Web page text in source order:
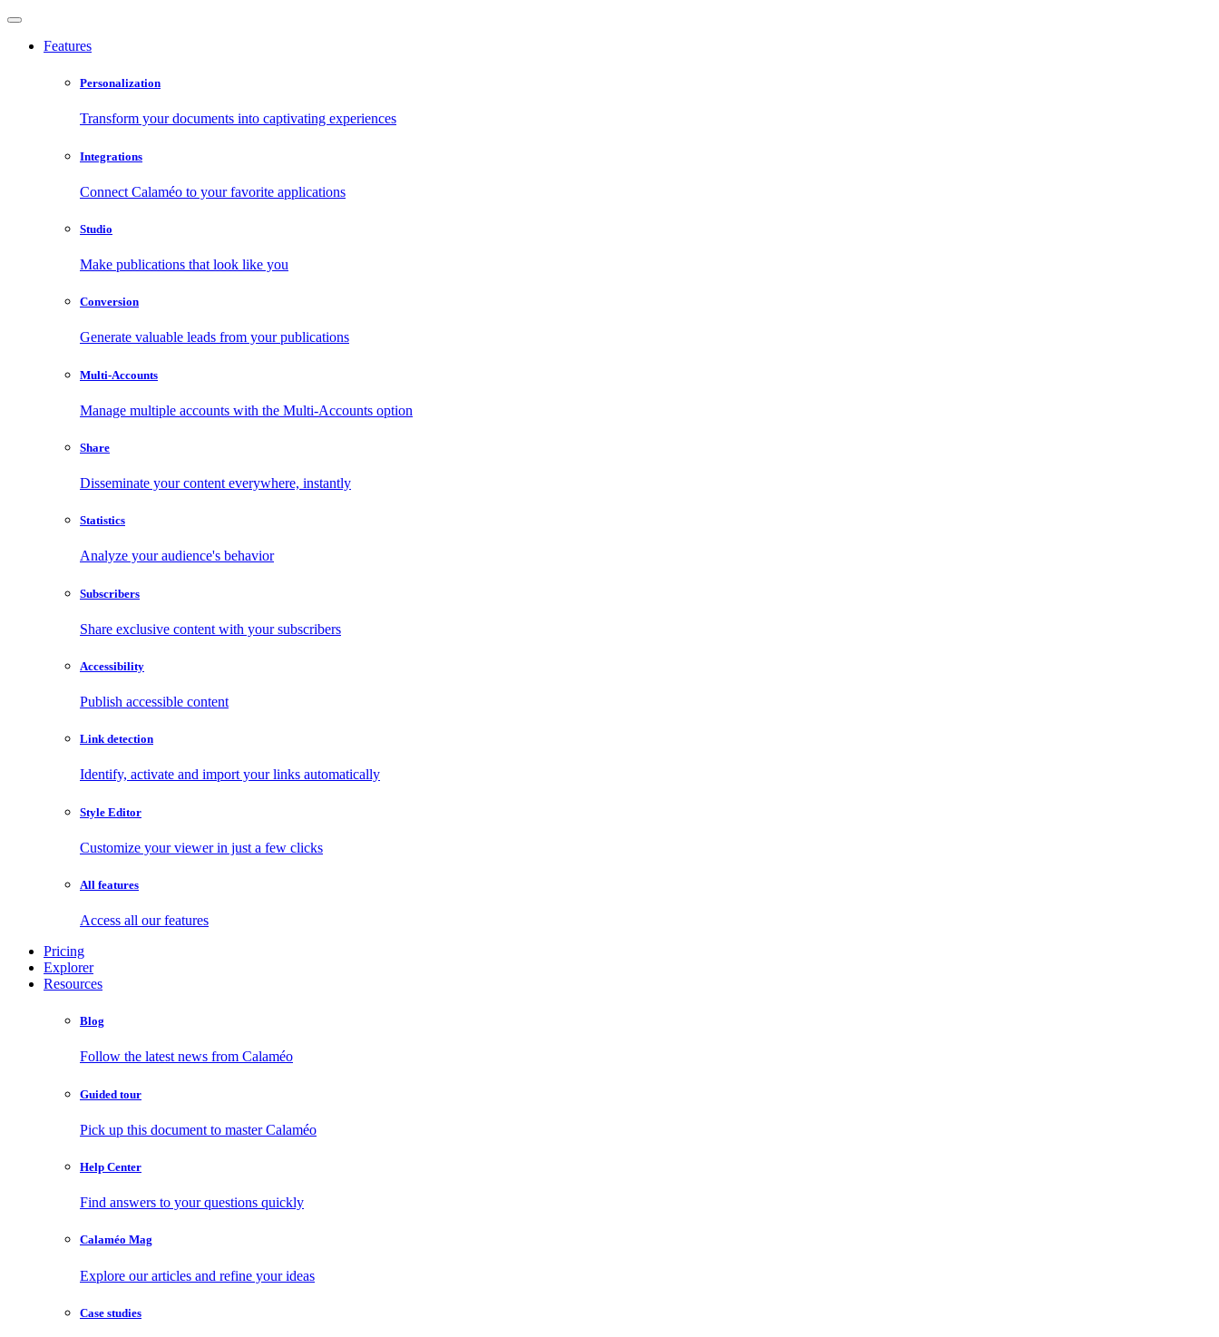
Features
Personalization
Transform your documents into captivating experiences
Integrations
Connect Calaméo to your favorite applications
Studio
Make publications that look like you
Conversion
Generate valuable leads from your publications
Multi-Accounts
Manage multiple accounts with the Multi-Accounts option
Share
Disseminate your content everywhere, instantly
Statistics
Analyze your audience's behavior
Subscribers
Share exclusive content with your subscribers
Accessibility
Publish accessible content
Link detection
Identify, activate and import your links automatically
Style Editor
Customize your viewer in just a few clicks
All features
Access all our features
Pricing
Explorer
Resources
Blog
Follow the latest news from Calaméo
Guided tour
Pick up this document to master Calaméo
Help Center
Find answers to your questions quickly
Calaméo Mag
Explore our articles and refine your ideas
Case studies